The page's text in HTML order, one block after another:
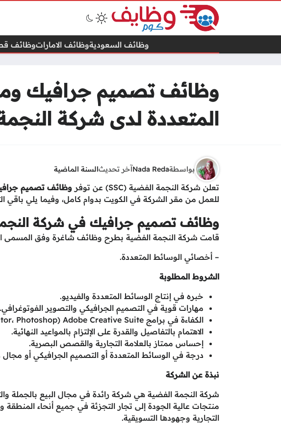
وظائف السعوديةوظائف الاماراتوظائف
وظائف تصميم جرافيك
المتعددة لدى شركة
بواسطةNada Redaآخر تحديثالسنة الماضية
تعلن شركة النجمة الفضية (SSC) عن توفر وظائف تصميم
للعمل من مقر الشركة في الكويت بدوام كامل، وفيما يلي باقي
وظائف تصميم جرافيك في شركة
قامت شركة النجمة الفضية بطرح وظائف شاغرة وفق المسمى
– أخصائي الوسائط المتعددة.
الشروط المطلوبة
خبره في إنتاج الوسائط المتعددة والفيديو.
مهارات قوية في التصميم الجرافيكي والتصوير الفوتوغرافي.
الكفاءة في برامج Adobe Creative Suite (Premiere Pro، ILLustrator، Photoshop، إلخ).
الاهتمام بالتفاصيل والقدرة على الإلتزام بالمواعيد النهائية.
إحساس ممتاز بالعلامة التجارية والقصص البصرية.
درجة في الوسائط المتعددة أو التصميم الجرافيكي أو
نبذة عن الشركة
شركة النجمة الفضية هي شركة رائدة في مجال البيع بالجملة
منتجات عالية الجودة إلى تجار التجزئة في جميع أنحاء
التجارية وجهودها التسويقية.